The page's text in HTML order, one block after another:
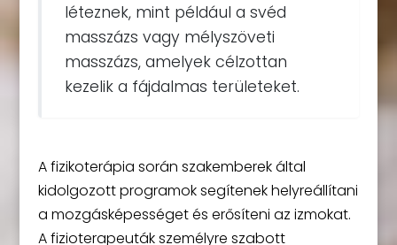
léteznek, mint például a svéd
masszázs vagy mélyszöveti
masszázs, amelyek célzottan
kezelik a fájdalmas területeket.
A fizikoterápia során szakemberek által
kidolgozott programok segítenek helyreállítani
a mozgásképességet és erősíteni az izmokat.
A fizioterapeuták személyre szabott